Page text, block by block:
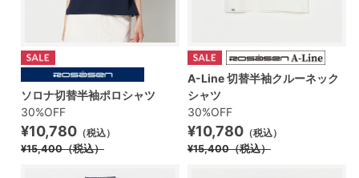
ソロナ切替半袖ポロシャツ
30%OFF
¥10,780 （税込）
¥15,400（税込）
A-Line 切替半袖クルーネック
シャツ
30%OFF
¥10,780 （税込）
¥15,400（税込）